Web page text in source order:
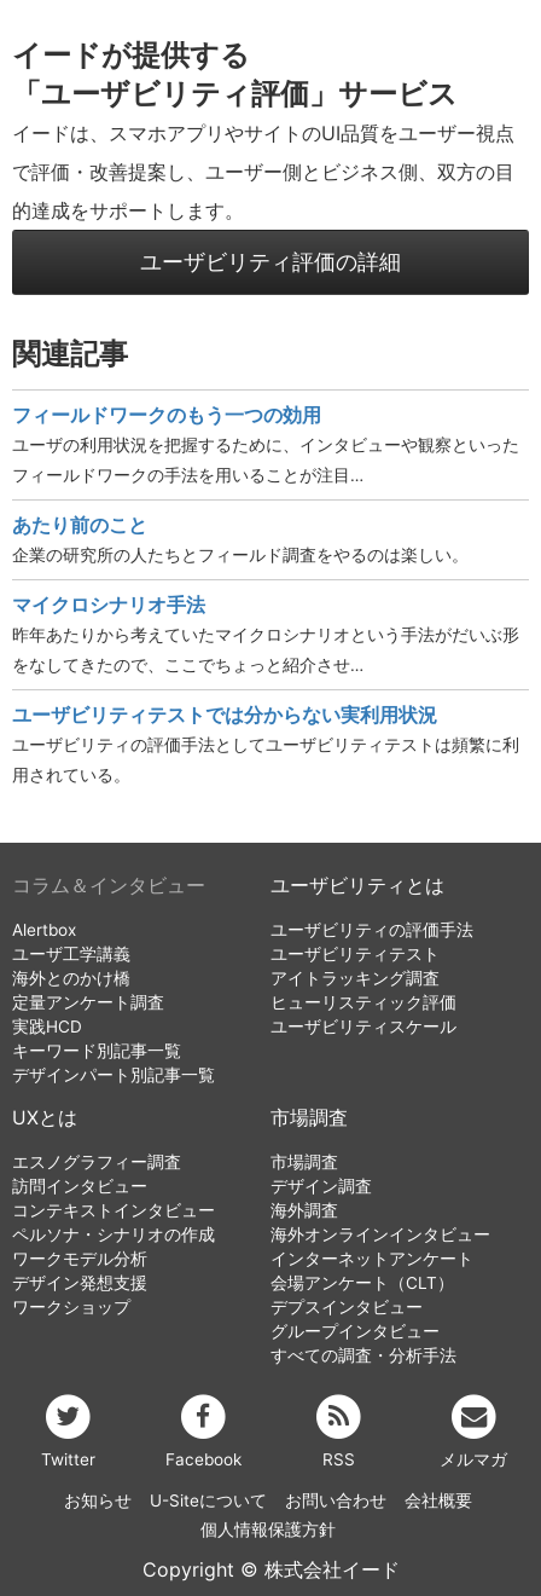
イードが提供する
「ユーザビリティ評価」サービス
イードは、スマホアプリやサイトのUI品質をユーザー視点
で評価・改善提案し、ユーザー側とビジネス側、双方の目
的達成をサポートします。
ユーザビリティ評価の詳細
関連記事
フィールドワークのもう一つの効用
ユーザの利用状況を把握するために、インタビューや観察といった
フィールドワークの手法を用いることが注目…
あたり前のこと
企業の研究所の人たちとフィールド調査をやるのは楽しい。
マイクロシナリオ手法
昨年あたりから考えていたマイクロシナリオという手法がだいぶ形
をなしてきたので、ここでちょっと紹介させ…
ユーザビリティテストでは分からない実利用状況
ユーザビリティの評価手法としてユーザビリティテストは頻繁に利
用されている。
コラム＆インタビュー
Alertbox
ユーザ工学講義
海外とのかけ橋
定量アンケート調査
実践HCD
キーワード別記事一覧
デザインパート別記事一覧
ユーザビリティとは
ユーザビリティの評価手法
ユーザビリティテスト
アイトラッキング調査
ヒューリスティック評価
ユーザビリティスケール
UXとは
エスノグラフィー調査
訪問インタビュー
コンテキストインタビュー
ペルソナ・シナリオの作成
ワークモデル分析
デザイン発想支援
ワークショップ
市場調査
市場調査
デザイン調査
海外調査
海外オンラインインタビュー
インターネットアンケート
会場アンケート（CLT）
デプスインタビュー
グループインタビュー
すべての調査・分析手法
Twitter Facebook RSS メルマガ
お知らせ U-Siteについて お問い合わせ
会社概要
個人情報保護方針
Copyright © 株式会社イード